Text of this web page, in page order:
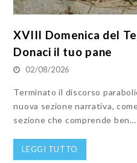
XVIII Domenica del
Donaci il tuo pane
02/08/2026
Terminato il discorso
nuova sezione narrativa,
sezione che comprende ben…
LEGGI TUTTO